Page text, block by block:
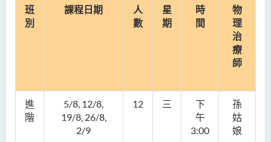
班
別
課程日期
人
數
星
期
時
間
物
理
治
療
師
進
階
5/8, 12/8,
19/8, 26/8,
2/9
12 三
下
午
3:00
孫
姑
娘